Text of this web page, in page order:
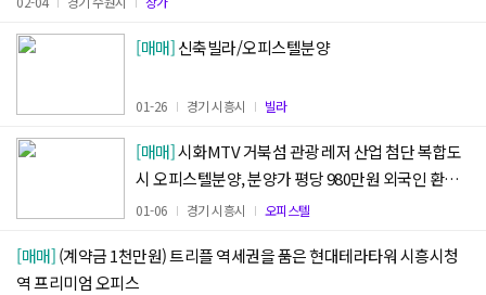
[매매]신축빌라/오피스텔분양
01-26 경기 시흥시 빌라
[매매]
시 오피스텔분양, 분양가 평당 980만원 외국인 환영.
분양가5%할인,취득세지급 18평 2억대
01-06 경기 시흥시 오피스텔
[매매]
역 프리미엄 오피스